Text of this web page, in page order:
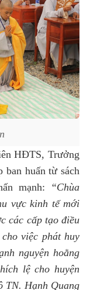
HĐTS, Trưởng
huấn từ sách
mạnh:
“Chùa
vực kinh tế mới
các cấp tạo điều
việc phát huy
nguyện hoằng
lệ cho huyện
TN. Hạnh Quang